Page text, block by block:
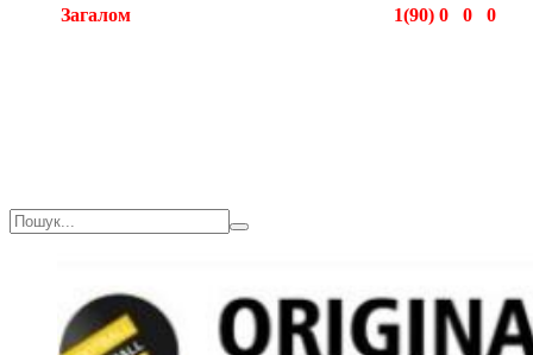
Загалом 1(90) 0 0
0